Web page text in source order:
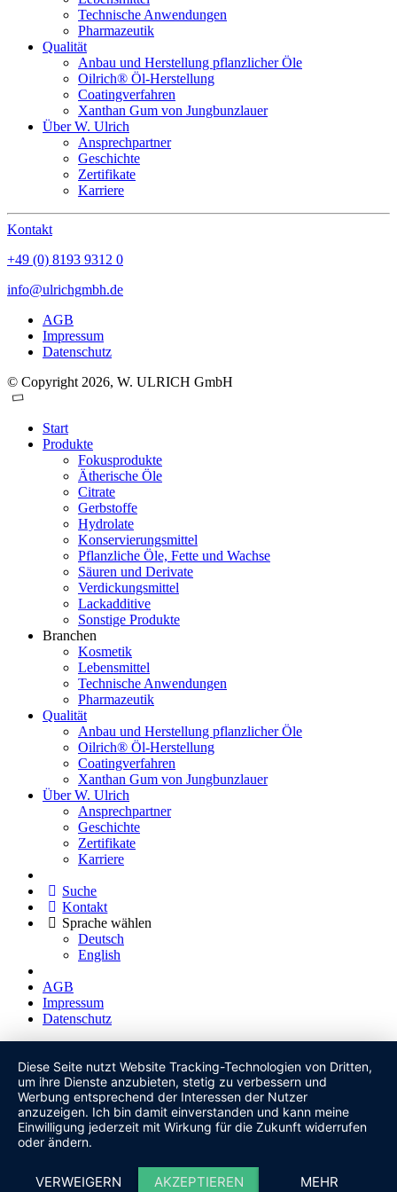
Technische Anwendungen
Pharmazeutik
Qualität
Anbau und Herstellung pflanzlicher Öle
Oilrich® Öl-Herstellung
Coatingverfahren
Xanthan Gum von Jungbunzlauer
Über W. Ulrich
Ansprechpartner
Geschichte
Zertifikate
Karriere
Kontakt
+49 (0) 8193 9312 0
info@ulrichgmbh.de
AGB
Impressum
Datenschutz
© Copyright 2026, W. ULRICH GmbH
Start
Produkte
Fokusprodukte
Ätherische Öle
Citrate
Gerbstoffe
Hydrolate
Konservierungsmittel
Pflanzliche Öle, Fette und Wachse
Säuren und Derivate
Verdickungsmittel
Lackadditive
Sonstige Produkte
Branchen
Kosmetik
Lebensmittel
Technische Anwendungen
Pharmazeutik
Qualität
Anbau und Herstellung pflanzlicher Öle
Oilrich® Öl-Herstellung
Coatingverfahren
Xanthan Gum von Jungbunzlauer
Über W. Ulrich
Ansprechpartner
Geschichte
Zertifikate
Karriere
Suche
Kontakt
Sprache wählen
Deutsch
English
AGB
Impressum
Datenschutz
Diese Seite nutzt Website Tracking-Technologien von Dritten,
um ihre Dienste anzubieten, stetig zu verbessern und
Werbung entsprechend der Interessen der Nutzer
anzuzeigen. Ich bin damit einverstanden und kann meine
Einwilligung jederzeit mit Wirkung für die Zukunft widerrufen
oder ändern.
VERWEIGERN AKZEPTIEREN MEHR